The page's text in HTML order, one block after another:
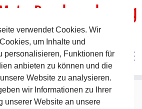
um Pommelsbrunn
Mittenwald – 13.5.17
verwendet Cookies. Wir
um Inhalte und
personalisieren, Funktionen für
anbieten zu können und die
Website zu analysieren.
wir Informationen zu Ihrer
unserer Website an unsere